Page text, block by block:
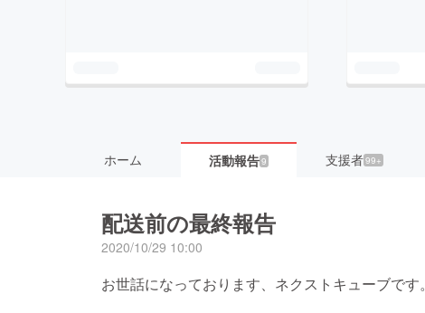
ホーム 活動報告9 支援者99+
配送前の最終報告
2020/10/29 10:00
お世話になっております、ネクストキューブです。